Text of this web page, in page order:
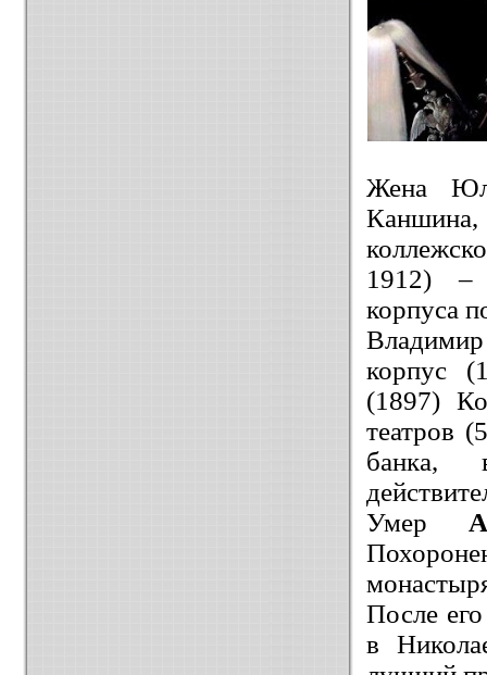
Жена
1912) –
корпуса
корпус
(1897)
театров
банка,
Умер
После
в